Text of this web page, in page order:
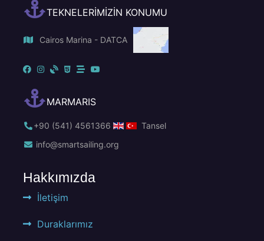
TEKNELERİMİZİN KONUMU
Cairos Marina - DATCA
MARMARIS
+90 (541) 4561366
Tansel
info@smartsailing.org
Hakkımızda
İletişim
Duraklarımız